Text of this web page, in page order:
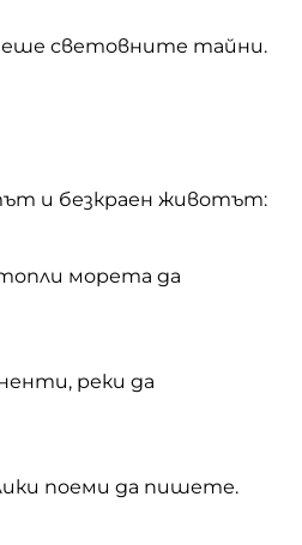
световните тайни.
и безкраен животът:
морета да
реки да
поеми да пишете.